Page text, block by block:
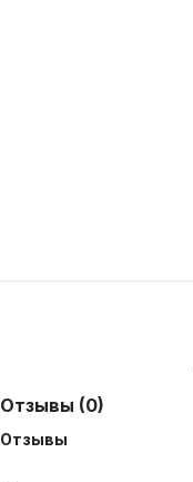
Отзывы (0)
Отзывы